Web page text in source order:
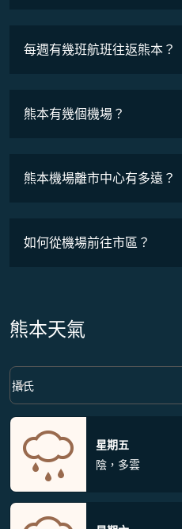
COSMILE會員
每週有幾班航班往返熊本？
熊本有幾個機場？
熊本機場離市中心有多遠？
如何從機場前往市區？
熊本天氣
Weather unit option 攝氏
攝氏
keyboard_arrow_down
星期五
陰，多雲